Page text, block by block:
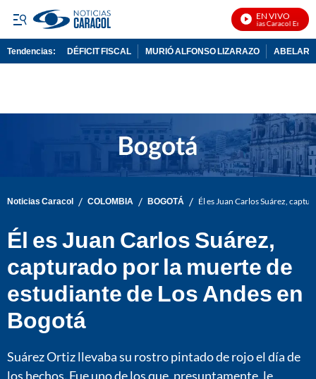
EN VIVO
Noticias Caracol En Vivo
Tendencias: DÉFICIT FISCAL MURIÓ ALFONSO LIZARAZO
Noticias Caracol / COLOMBIA / BOGOTÁ / Él es Juan Carlos Suárez,
Él es Juan Carlos Suárez,
capturado por la muerte de
estudiante de Los Andes en
Bogotá
Suárez Ortiz llevaba su rostro pintado de rojo el día de
los hechos. Fue uno de los que, presuntamente, le